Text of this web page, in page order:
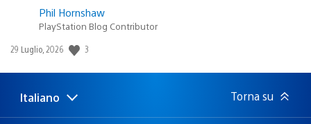
Phil Hornshaw
PlayStation Blog Contributor
Data
pubblicazione:
29 Luglio, 2026 3
Seleziona
Regione
Italiano Torna su